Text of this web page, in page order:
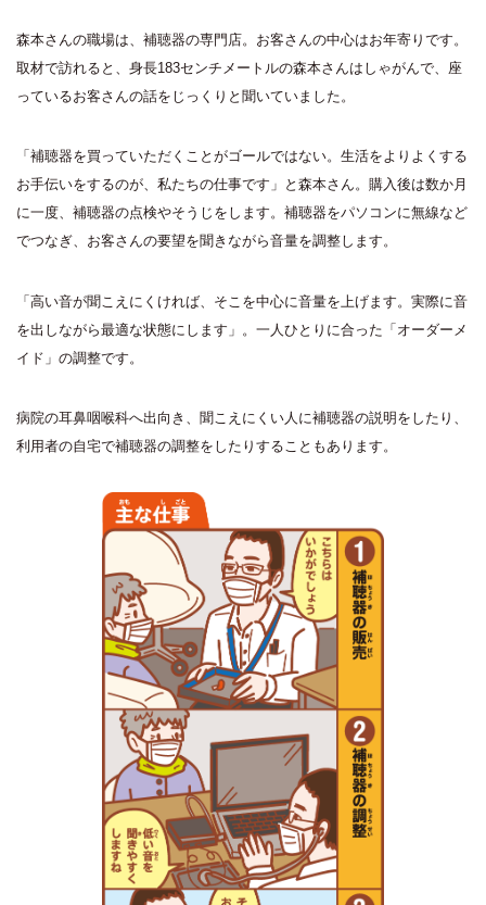
森本さんの職場は、補聴器の専門店。お客さんの中心はお年寄りです。
取材で訪れると、身長183センチメートルの森本さんはしゃがんで、座
っているお客さんの話をじっくりと聞いていました。
「補聴器を買っていただくことがゴールではない。生活をよりよくする
お手伝いをするのが、私たちの仕事です」と森本さん。購入後は数か月
に一度、補聴器の点検やそうじをします。補聴器をパソコンに無線など
でつなぎ、お客さんの要望を聞きながら音量を調整します。
「高い音が聞こえにくければ、そこを中心に音量を上げます。実際に音
を出しながら最適な状態にします」。一人ひとりに合った「オーダーメ
イド」の調整です。
病院の耳鼻咽喉科へ出向き、聞こえにくい人に補聴器の説明をしたり、
利用者の自宅で補聴器の調整をしたりすることもあります。